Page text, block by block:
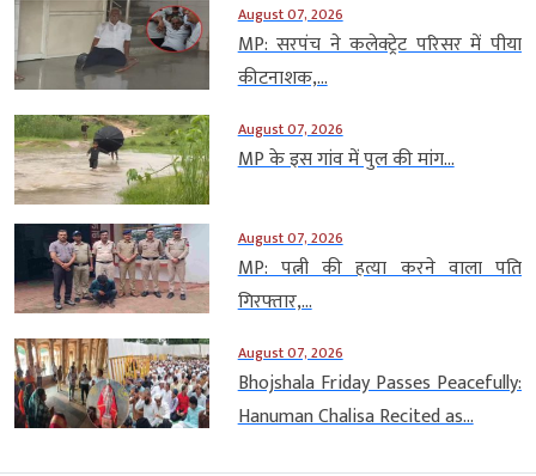
August 07, 2026
MP: सरपंच ने कलेक्ट्रेट परिसर में पीया
कीटनाशक,...
August 07, 2026
MP के इस गांव में पुल की मांग...
August 07, 2026
MP: पत्नी की हत्या करने वाला पति
गिरफ्तार,...
August 07, 2026
Bhojshala Friday Passes Peacefully:
Hanuman Chalisa Recited as...